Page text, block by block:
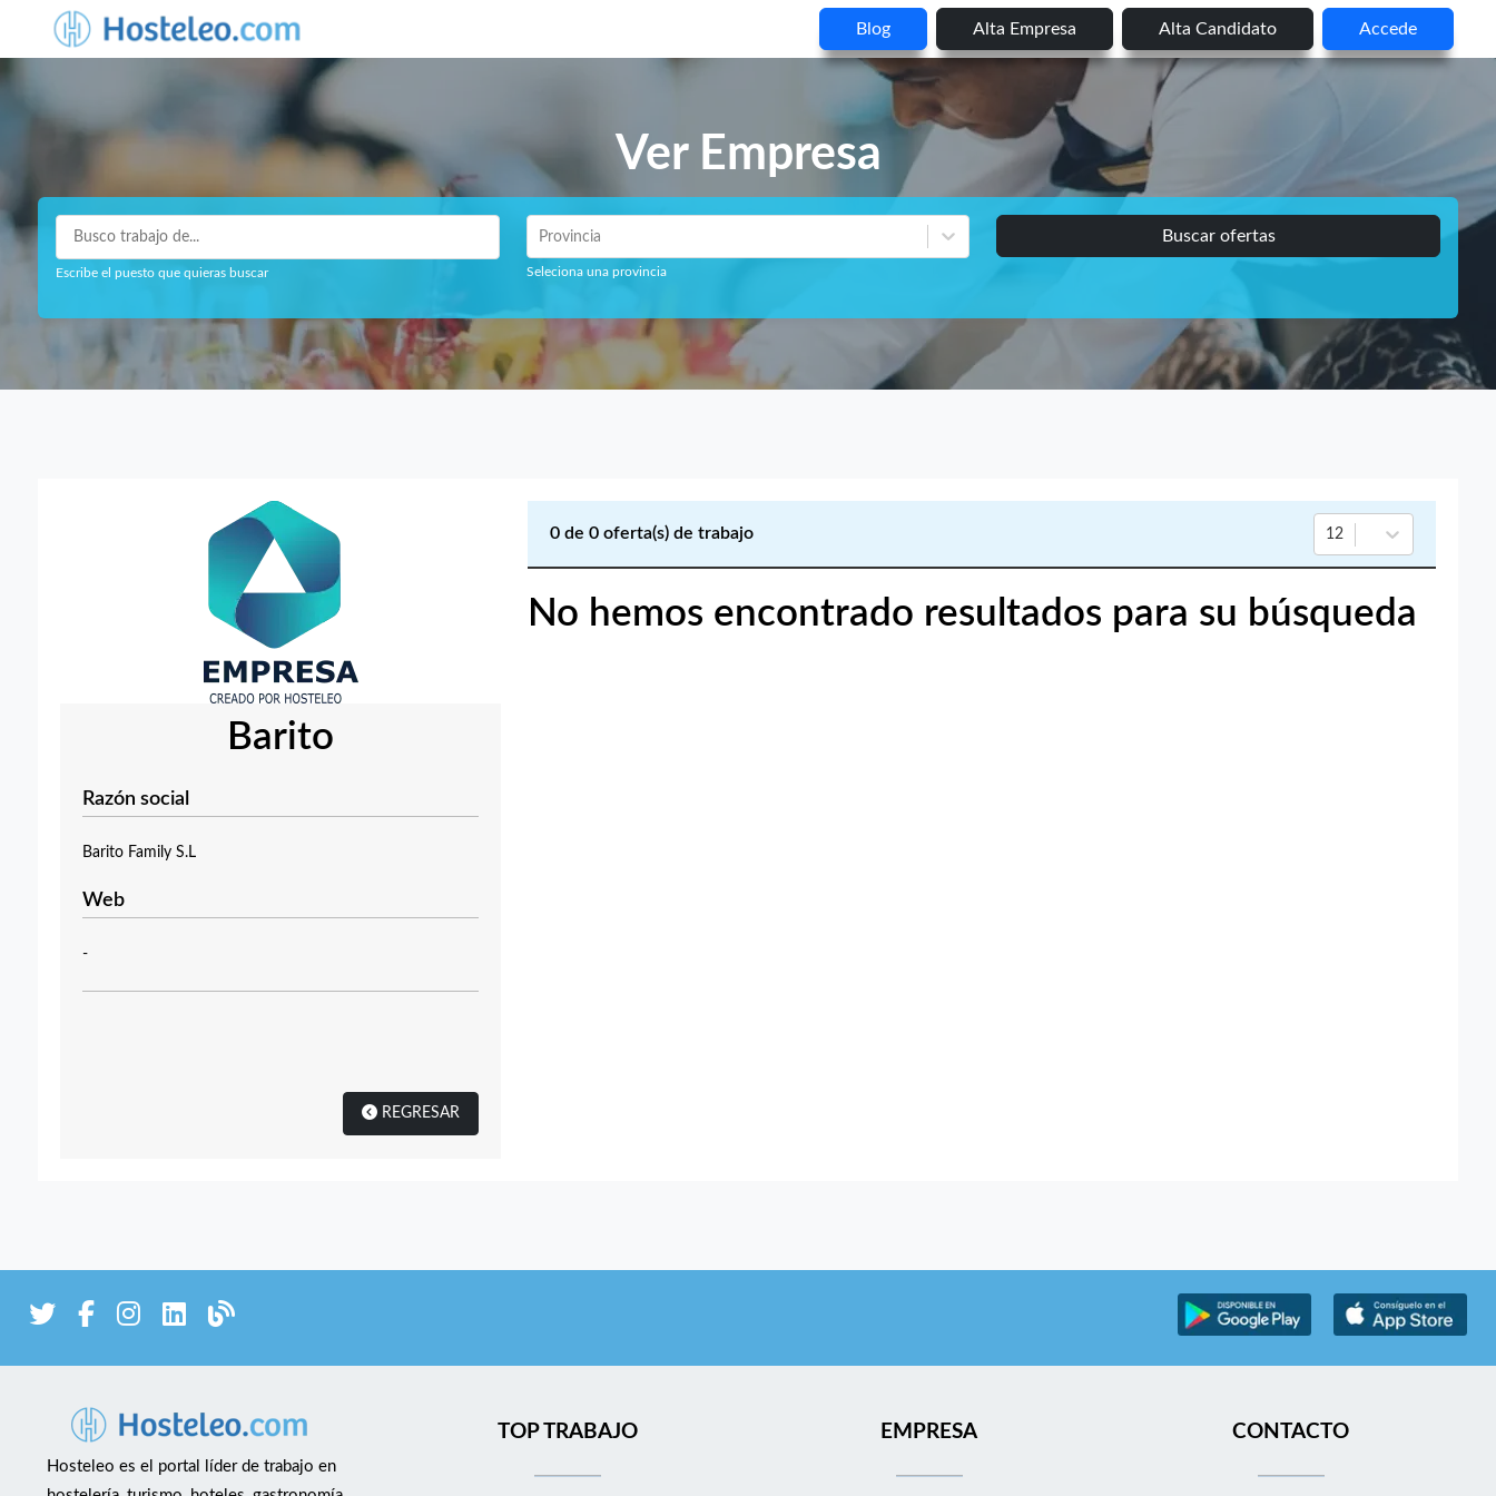
Blog Alta Empresa Alta Candidato Accede
Ver Empresa
Escribe el puesto que quieras buscar
Provincia
Seleciona una provincia
Buscar ofertas
Barito
Razón social
Barito Family S.L
Web
-
REGRESAR
0 de 0 oferta(s) de trabajo 12
No hemos encontrado resultados para su búsqueda
Hosteleo es el portal líder de trabajo en
TOP TRABAJO EMPRESA CONTACTO